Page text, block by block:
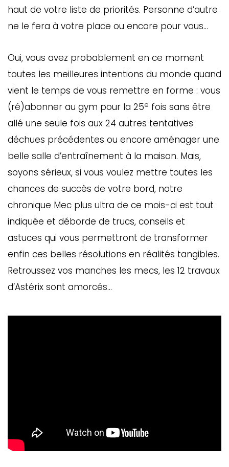
haut de votre liste de priorités. Personne d’autre
ne le fera à votre place ou encore pour vous…
Oui, vous avez probablement en ce moment
toutes les meilleures intentions du monde quand
vient le temps de vous remettre en forme : vous
(ré)abonner au gym pour la 25e fois sans être
allé une seule fois aux 24 autres tentatives
déchues précédentes ou encore aménager une
belle salle d’entraînement à la maison. Mais,
soyons sérieux, si vous voulez mettre toutes les
chances de succès de votre bord, notre
chronique Mec plus ultra de ce mois-ci est tout
indiquée et déborde de trucs, conseils et
astuces qui vous permettront de transformer
enfin ces belles résolutions en réalités tangibles.
Retroussez vos manches les mecs, les 12 travaux
d’Astérix sont amorcés…